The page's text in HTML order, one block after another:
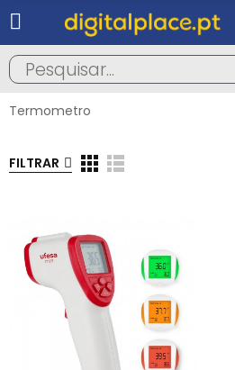
Termometro
FILTRAR